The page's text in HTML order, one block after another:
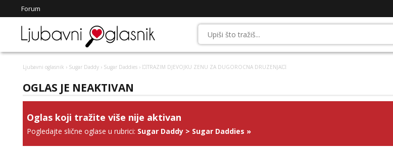
Forum
Ljubavni oglasnik › Sugar Daddy › Sugar Daddies › 💥TRAZIM DJEVOJKU ZENU ZA DUGOROCNA DRUZENJA💥
OGLAS JE NEAKTIVAN
Oglas koji tražite više nije aktivan
Pogledajte slične oglase u rubrici: Sugar Daddy > Sugar Daddies »